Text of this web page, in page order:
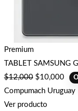
Premium
TABLET SAMSUNG
$12,000 $10,000
Compumach Uruguay
Ver producto